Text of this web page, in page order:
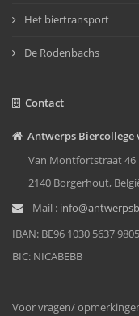
Het biertransport
De Rodenbachs
Contact
Antwerps Biercollege
Van Montfortstraat 46
2140 Borgerhout,
Mail :
IBAN: BE96 1030 5637 9805
BIC: NICABEBB
Voor vragen/